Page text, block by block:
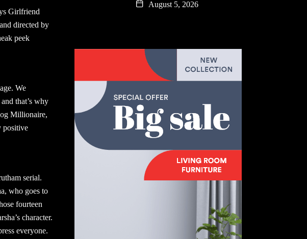
Girlfriend
directed by
peek
We
that’s why
Millionaire,
positive
serial.
who goes to
fourteen
character.
everyone.
August 5, 2026